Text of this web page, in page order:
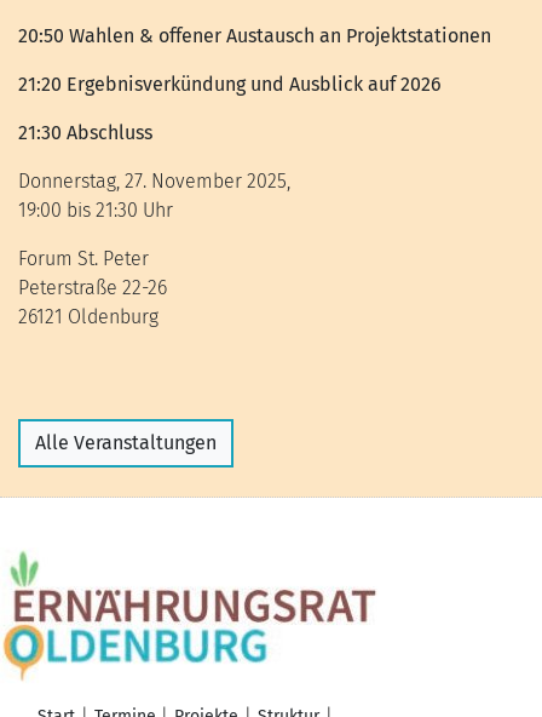
20:50 Wahlen & offener Austausch an Projektstationen
21:20 Ergebnisverkündung und Ausblick auf 2026
21:30 Abschluss
Donnerstag, 27. November 2025,
19:00 bis 21:30 Uhr
Forum St. Peter
Peterstraße 22-26
26121 Oldenburg
Alle Veranstaltungen